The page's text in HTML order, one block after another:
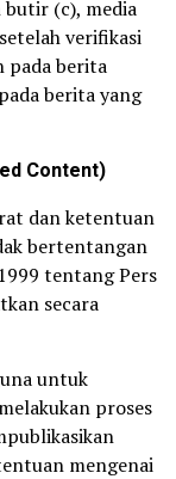
butir (c), media
verifikasi
pada berita
berita yang
Content)
dan ketentuan
bertentangan
tentang Pers
secara
untuk
proses
mengenai